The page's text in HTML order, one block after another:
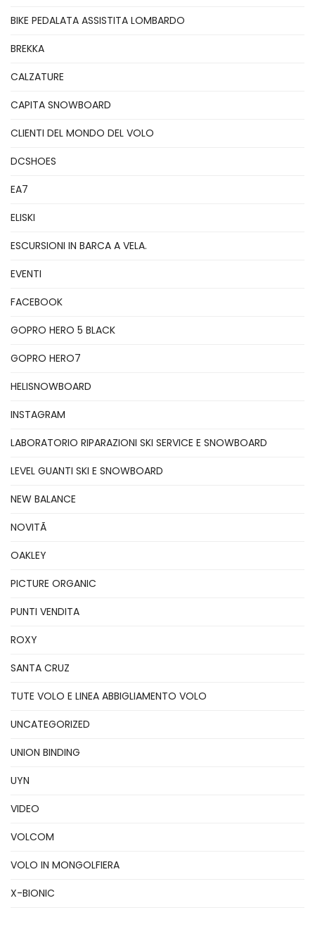
BIKE PEDALATA ASSISTITA LOMBARDO
BREKKA
CALZATURE
CAPITA SNOWBOARD
CLIENTI DEL MONDO DEL VOLO
DCSHOES
EA7
ELISKI
ESCURSIONI IN BARCA A VELA.
EVENTI
FACEBOOK
GOPRO HERO 5 BLACK
GOPRO HERO7
HELISNOWBOARD
INSTAGRAM
LABORATORIO RIPARAZIONI SKI SERVICE E SNOWBOARD
LEVEL GUANTI SKI E SNOWBOARD
NEW BALANCE
NOVITÃ
OAKLEY
PICTURE ORGANIC
PUNTI VENDITA
ROXY
SANTA CRUZ
TUTE VOLO E LINEA ABBIGLIAMENTO VOLO
UNCATEGORIZED
UNION BINDING
UYN
VIDEO
VOLCOM
VOLO IN MONGOLFIERA
X-BIONIC